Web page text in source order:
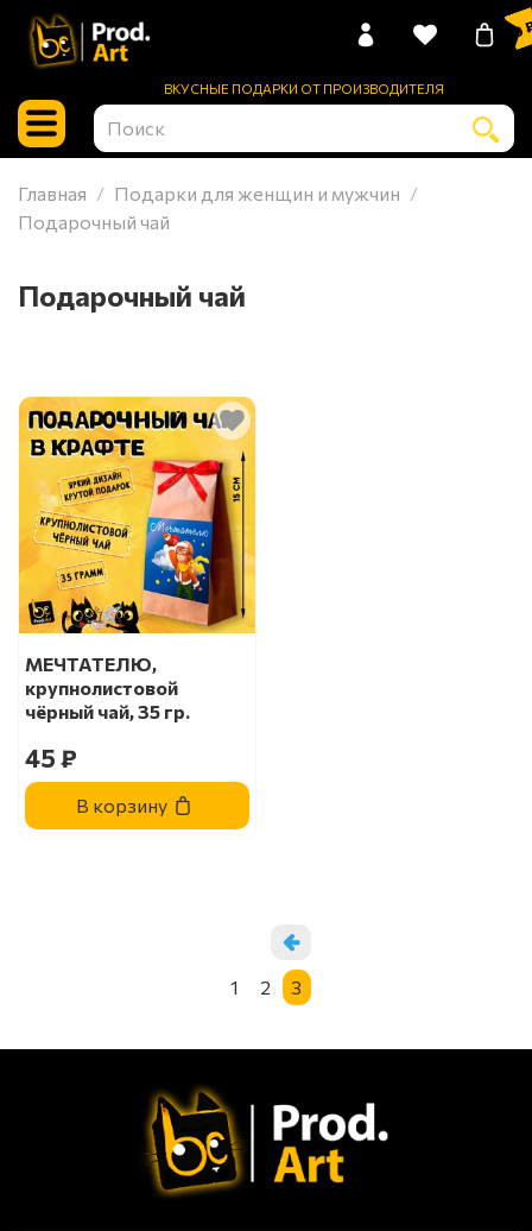
ВКУСНЫЕ ПОДАРКИ ОТ ПРОИЗВОДИТЕЛЯ
0
Главная
Подарки для женщин и мужчин
Подарочный чай
Подарочный чай
МЕЧТАТЕЛЮ,
крупнолистовой
чёрный чай, 35 гр.
45 ₽
В корзину
1 2 3